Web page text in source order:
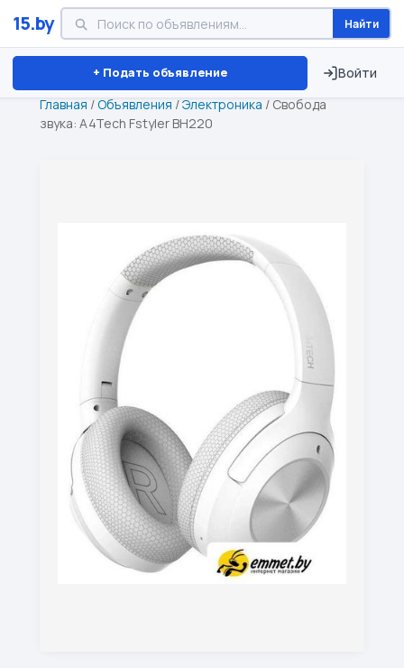
15.by Найти
+ Подать объявление Войти
Минск Витебск Брест ⏱ ТОЛЬКО 15 ДНЕЙ
Главная /Объявления /Электроника / Свобода
звука: A4Tech Fstyler BH220